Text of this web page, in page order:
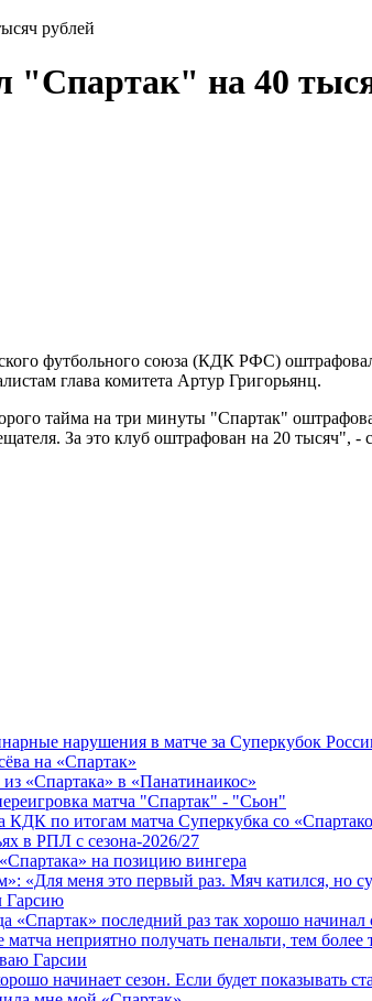
рублей
на 40
футбольного союза (КДК РФС)
глава комитета Артур Григорьянц.
тайма на три минуты "Спартак"
За это клуб оштрафован на 20 тысяч", -
нарушения в матче за Суперкубок
на «Спартак»
«Спартака» в «Панатинаикос»
матча "Спартак" - "Сьон"
по итогам матча Суперкубка со
в РПЛ с сезона-2026/27
на позицию вингера
«Для меня это первый раз. Мяч катился, но
Гарсию
последний раз так хорошо начинал
неприятно получать пенальти, тем более
Гарсии
начинает сезон. Если будет показывать